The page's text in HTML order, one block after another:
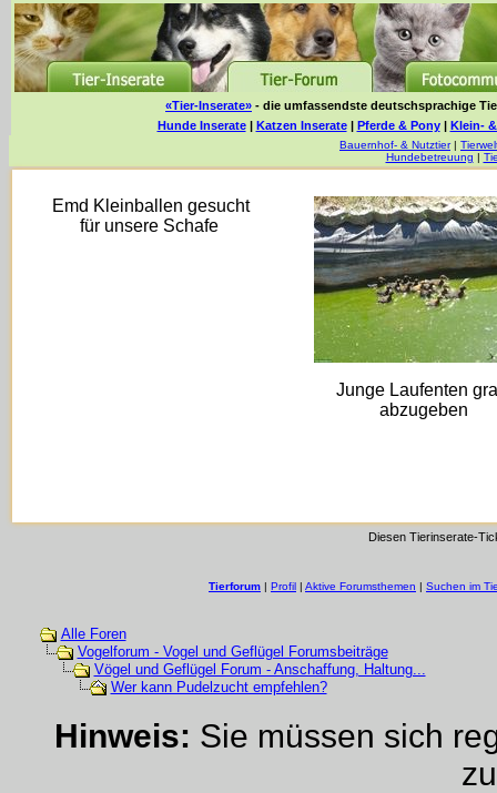
«Tier-Inserate» - die umfassendste deutschsprachige
Hunde Inserate| Katzen Inserate| Pferde & Pony| Klein-
Bauernhof- & Nutztier|
Hundebetreuung |
Emd Kleinballen gesucht
für unsere Schafe
Junge Laufenten
abzugeben
Diesen Tierinserate-
Tierforum | Profil | Aktive Forumsthemen | Suchen im
Alle Foren
Vogelforum - Vogel und Geflügel Forumsbeiträge
Vögel und Geflügel Forum - Anschaffung, Haltung...
Wer kann Pudelzucht empfehlen?
Hinweis: Sie müssen sich